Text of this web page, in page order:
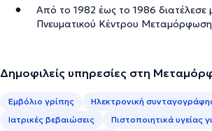
Από το 1982 έως το 1986 διατέλεσε
Πνευματικού Κέντρου
Δημοφιλείς υπηρεσίες στη
Εμβόλιο γρίπης Ηλεκτρονική
Ιατρικές βεβαιώσεις
Πιστοποιητικά υγείας